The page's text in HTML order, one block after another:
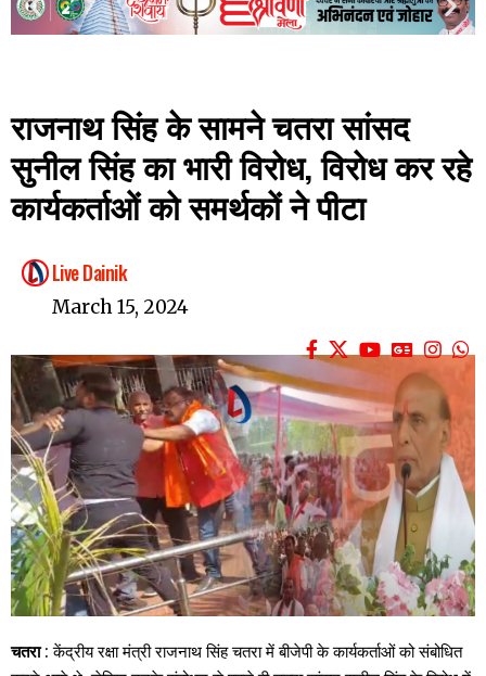
राजनाथ सिंह के सामने चतरा सांसद
सुनील सिंह का भारी विरोध, विरोध कर रहे
कार्यकर्ताओं को समर्थकों ने पीटा
Live Dainik
March 15, 2024
चतरा: केंद्रीय रक्षा मंत्री राजनाथ सिंह चतरा में बीजेपी के कार्यकर्ताओं को संबोधित